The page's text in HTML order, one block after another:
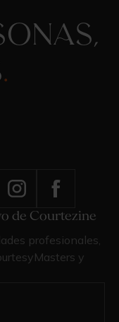
.
de Courtezine
profesionales,
y